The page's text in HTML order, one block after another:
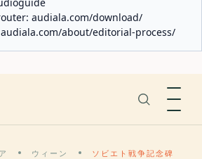
audiala.com/download/
audiala.com/about/editorial-process/
ウィーン ソビエト戦争記念碑